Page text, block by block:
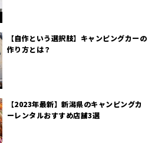
【自作という選択肢】キャンピングカーの
作り方とは？
【2023年最新】新潟県のキャンピングカ
ーレンタルおすすめ店舗3選